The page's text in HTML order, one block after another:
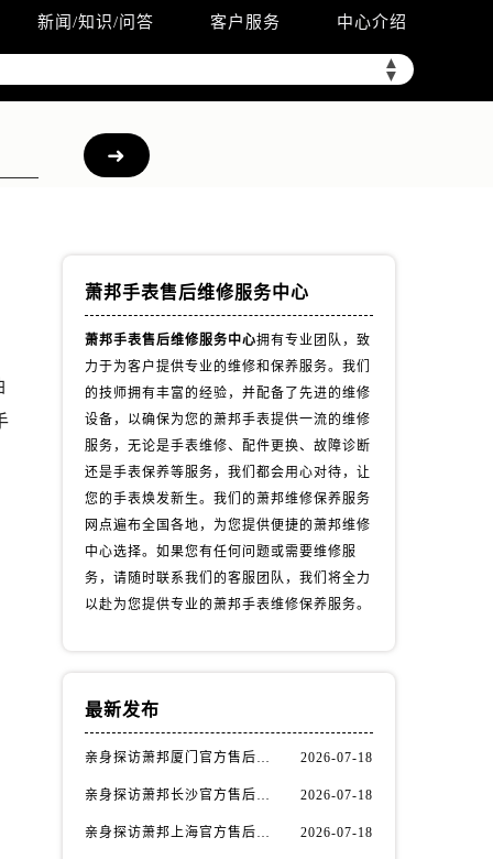
新闻/知识/问答 客户服务 中心介绍
▲
▼
萧邦手表售后维修服务中心
萧邦手表售后维修服务中心拥有专业团队，致
力于为客户提供专业的维修和保养服务。我们
的技师拥有丰富的经验，并配备了先进的维修
设备，以确保为您的萧邦手表提供一流的维修
服务，无论是手表维修、配件更换、故障诊断
还是手表保养等服务，我们都会用心对待，让
您的手表焕发新生。我们的萧邦维修保养服务
网点遍布全国各地，为您提供便捷的萧邦维修
中心选择。如果您有任何问题或需要维修服
务，请随时联系我们的客服团队，我们将全力
以赴为您提供专业的萧邦手表维修保养服务。
最新发布
亲身探访萧邦厦门官方售后服务中心｜详细地址与售后电话（2026年7月最新） 2026-07-18
亲身探访萧邦长沙官方售后服务中心｜最新热线及维修地址（2026年7月最新） 2026-07-18
亲身探访萧邦上海官方售后服务中心｜完整地址与联系电话（2026年7月最新） 2026-07-18